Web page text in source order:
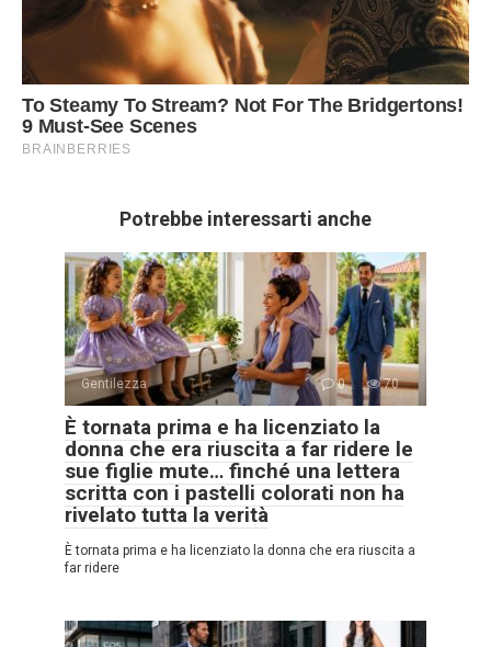
Potrebbe interessarti anche
Gentilezza 0 70
È tornata prima e ha licenziato la
donna che era riuscita a far ridere le
sue figlie mute… finché una lettera
scritta con i pastelli colorati non ha
rivelato tutta la verità
È tornata prima e ha licenziato la donna che era riuscita a
far ridere